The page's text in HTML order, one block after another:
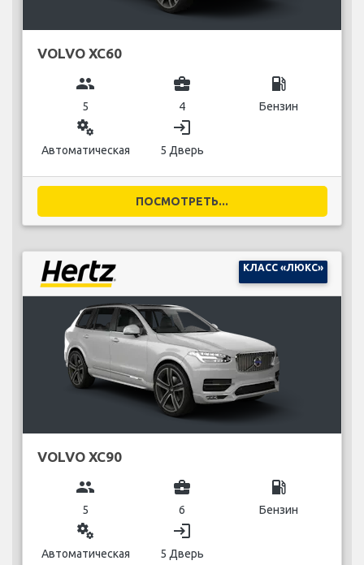
VOLVO XC60
group
5
business_center
4
local_gas_station
Бензин
miscellaneous_services
Автоматическая
login
5 Дверь
ПОСМОТРЕТЬ...
КЛАСС «ЛЮКС»
VOLVO XC90
group
5
business_center
6
local_gas_station
Бензин
miscellaneous_services
Автоматическая
login
5 Дверь